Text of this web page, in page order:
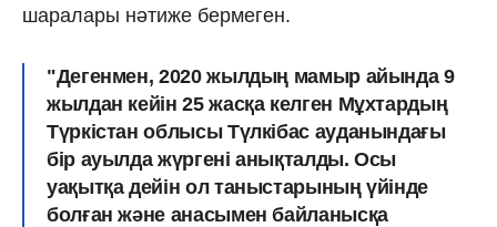
шаралары нәтиже бермеген.
"Дегенмен, 2020 жылдың мамыр айында 9
жылдан кейін 25 жасқа келген Мұхтардың
Түркістан облысы Түлкібас ауданындағы
бір ауылда жүргені анықталды. Осы
уақытқа дейін ол таныстарының үйінде
болған және анасымен байланысқа